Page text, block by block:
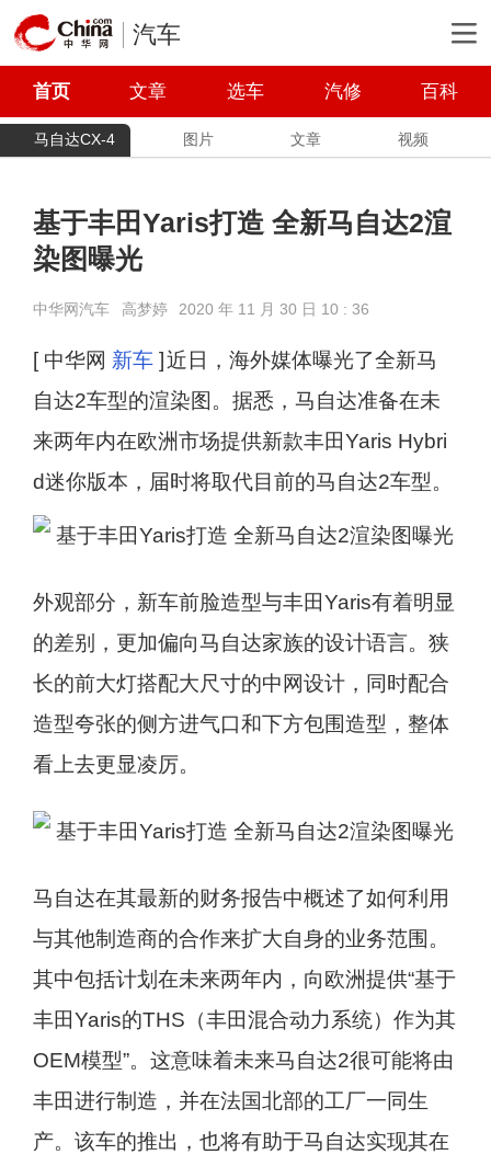
汽车
首页 文章 选车 汽修 百科
马自达CX-4 图片 文章 视频
基于丰田Yaris打造 全新马自达2渲
染图曝光
中华网汽车 高梦婷 2020 年 11 月 30 日 10 : 36
[ 中华网 新车] 近日，海外媒体曝光了全新马
自达2车型的渲染图。据悉，马自达准备在未
来两年内在欧洲市场提供新款丰田Yaris Hybri
d迷你版本，届时将取代目前的马自达2车型。
外观部分，新车前脸造型与丰田Yaris有着明显
的差别，更加偏向马自达家族的设计语言。狭
长的前大灯搭配大尺寸的中网设计，同时配合
造型夸张的侧方进气口和下方包围造型，整体
看上去更显凌厉。
马自达在其最新的财务报告中概述了如何利用
与其他制造商的合作来扩大自身的业务范围。
其中包括计划在未来两年内，向欧洲提供“基于
丰田Yaris的THS（丰田混合动力系统）作为其
OEM模型”。这意味着未来马自达2很可能将由
丰田进行制造，并在法国北部的工厂一同生
产。该车的推出，也将有助于马自达实现其在